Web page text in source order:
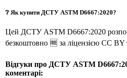
❔ Як купити ДСТУ ASTM D6667:2020?
Цей ДСТУ ASTM D6667:2020
безкоштовно 🆓 за ліцензією CC BY
Відгуки про ДСТУ ASTM
коментарі: